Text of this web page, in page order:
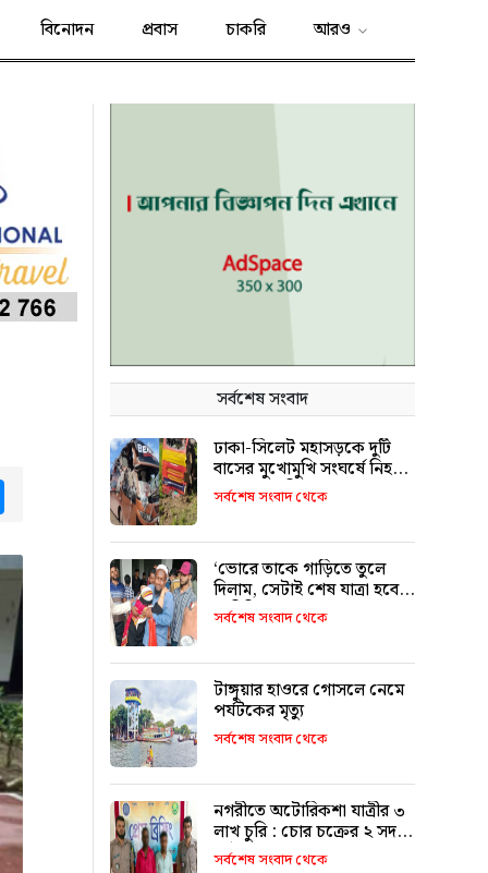
বিনোদন প্রবাস চাকরি আরও
সর্বশেষ সংবাদ
ঢাকা-সিলেট মহাসড়কে দুটি
বাসের মুখোমুখি সংঘর্ষে নিহত
৯ জনের পরিচয় শনাক্ত
সর্বশেষ সংবাদ থেকে
‘ভোরে তাকে গাড়িতে তুলে
দিলাম, সেটাই শেষ যাত্রা হবে
ভাবিনি’
সর্বশেষ সংবাদ থেকে
টাঙ্গুয়ার হাওরে গোসলে নেমে
পর্যটকের মৃত্যু
সর্বশেষ সংবাদ থেকে
নগরীতে অটোরিকশা যাত্রীর ৩
লাখ চুরি : চোর চক্রের ২ সদস্য
আটক
সর্বশেষ সংবাদ থেকে